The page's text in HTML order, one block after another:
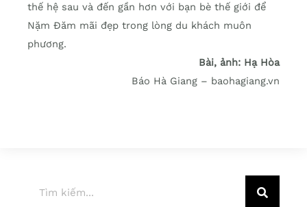
thế hệ sau và đến gần hơn với bạn bè thế giới để
Nặm Đăm mãi đẹp trong lòng du khách muôn
phương.
Bài, ảnh: Hạ Hòa
Báo Hà Giang – baohagiang.vn